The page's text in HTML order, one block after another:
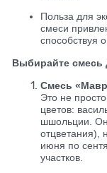
Польза для
смеси
способствуя
Выбирайте смесь
Смесь
Это не
цветов:
шшольции. Он
отцветания),
июня по
участков.